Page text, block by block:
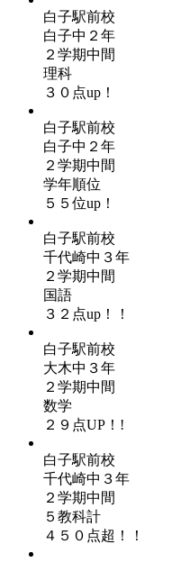
白子駅前校
白子中２年
２学期中間
理科
３０点up！
白子駅前校
白子中２年
２学期中間
学年順位
５５位up！
白子駅前校
千代崎中３年
２学期中間
国語
３２点up！！
白子駅前校
大木中３年
２学期中間
数学
２９点UP！!
白子駅前校
千代崎中３年
２学期中間
５教科計
４５０点超！！